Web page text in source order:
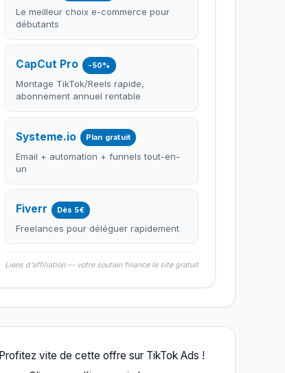
Le meilleur choix e-commerce pour
débutants
CapCut Pro -50%
Montage TikTok/Reels rapide,
abonnement annuel rentable
Systeme.io Plan gratuit
Email + automation + funnels tout-en-
un
Fiverr Dès 5€
Freelances pour déléguer rapidement
Liens d'affiliation — votre soutien finance le site gratuit
Profitez vite de cette offre sur TikTok Ads !